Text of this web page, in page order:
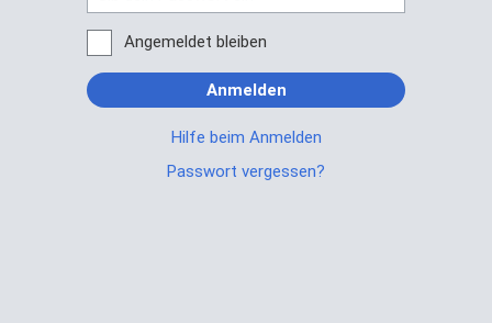
Angemeldet bleiben
Anmelden
Hilfe beim Anmelden
Passwort vergessen?